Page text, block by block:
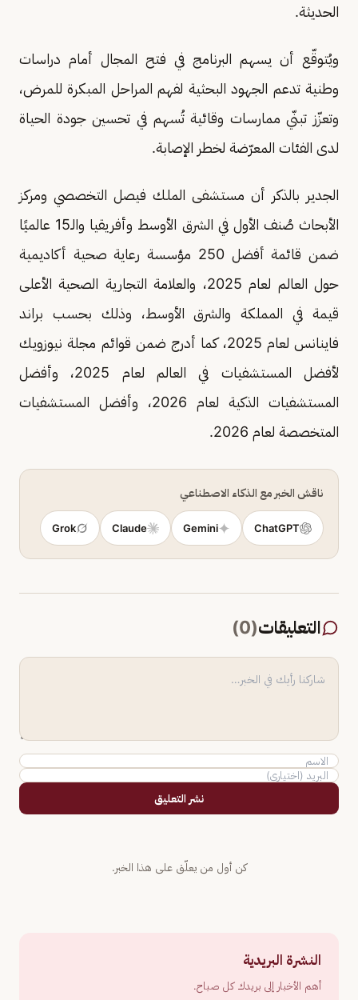
الحديثة.
ويُتوقّع أن يسهم البرنامج في فتح المجال أمام دراسات
وطنية تدعم الجهود البحثية لفهم المراحل المبكرة للمرض،
وتعزّز تبنّي ممارسات وقائية تُسهم في تحسين جودة الحياة
لدى الفئات المعرّضة لخطر الإصابة.
الجدير بالذكر أن مستشفى الملك فيصل التخصصي ومركز
الأبحاث صُنف الأول في الشرق الأوسط وأفريقيا والـ15 عالميًا
ضمن قائمة أفضل 250 مؤسسة رعاية صحية أكاديمية
حول العالم لعام 2025، والعلامة التجارية الصحية الأعلى
قيمة في المملكة والشرق الأوسط، وذلك بحسب براند
فاينانس لعام 2025، كما أدرج ضمن قوائم مجلة نيوزويك
لأفضل المستشفيات في العالم لعام 2025، وأفضل
المستشفيات الذكية لعام 2026، وأفضل المستشفيات
المتخصصة لعام 2026.
ناقش الخبر مع الذكاء الاصطناعي
ChatGPT
Gemini
Claude
Grok
التعليقات(
0
)
نشر التعليق
كن أول من يعلّق على هذا الخبر.
النشرة البريدية
أهم الأخبار إلى بريدك كل صباح.